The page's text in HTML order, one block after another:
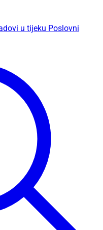
u tijeku Poslovni